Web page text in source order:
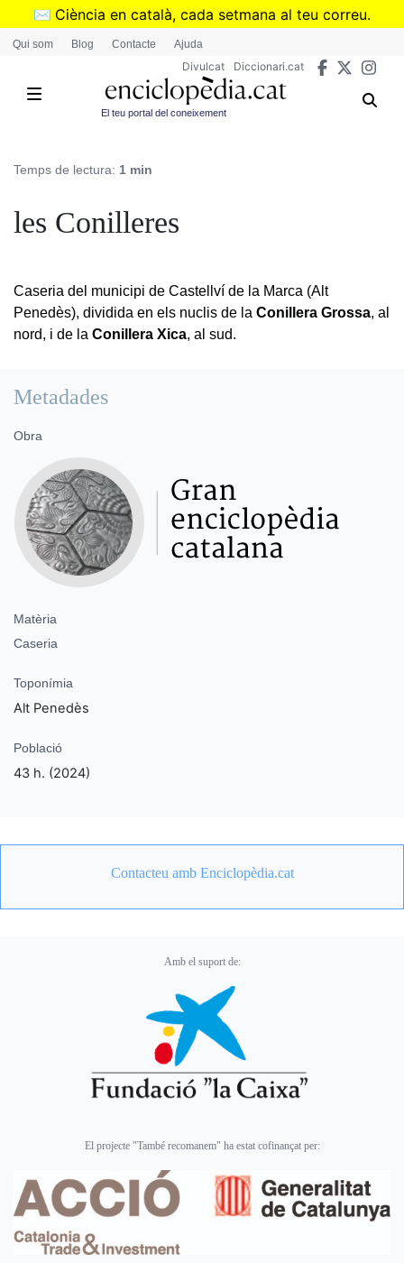
Vés
✉️ Ciència en català, cada setmana al teu correu.
➜Subscriu-te al butlletí de Divulcat
Qui som Blog Contacte Ajuda
Divulcat Diccionari.cat
El teu portal del coneixement
Temps de lectura: 1 min
les Conilleres
Caseria del municipi de Castellví de la Marca (Alt
Penedès), dividida en els nuclis de la Conillera Grossa, al
nord, i de la Conillera Xica, al sud.
Metadades
Obra
Matèria
Caseria
Toponímia
Alt Penedès
Població
43 h. (2024)
Contacteu amb Enciclopèdia.cat
Amb el suport de:
El projecte "També recomanem" ha estat cofinançat per: